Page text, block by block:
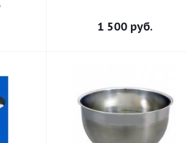
1 500руб.